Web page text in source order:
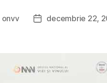
onvv
Datădecembrie 22,